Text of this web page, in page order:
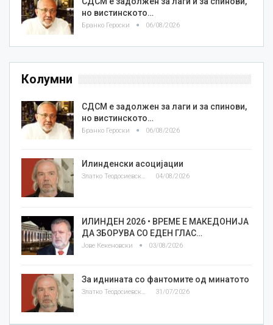
но вистинското…
Бранко Героски 06/08/2026
Колумни
СДСМ е задолжен за лаги и за спинови,
но вистинското…
Бранко Героски 06/08/2026
Илинденски асоцијации
Златко Теодосиевски 04/08/2026
ИЛИНДЕН 2026 • ВРЕМЕ Е МАКЕДОНИЈА
ДА ЗБОРУВА СО ЕДЕН ГЛАС…
Јове Кекеновски 03/08/2026
За иднината со фантомите од минатото
31/07/2026